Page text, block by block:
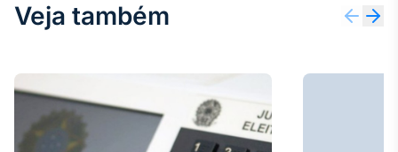
Veja também